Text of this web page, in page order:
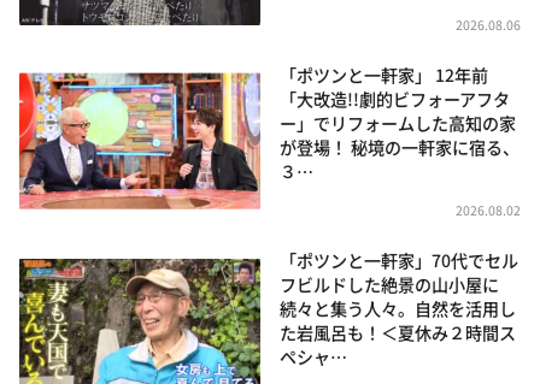
2026.08.06
「ポツンと一軒家」 12年前
「大改造!!劇的ビフォーアフタ
ー」でリフォームした高知の家
が登場！ 秘境の一軒家に宿る、
３…
2026.08.02
「ポツンと一軒家」70代でセル
フビルドした絶景の山小屋に
続々と集う人々。自然を活用し
た岩風呂も！＜夏休み２時間ス
ペシャ…